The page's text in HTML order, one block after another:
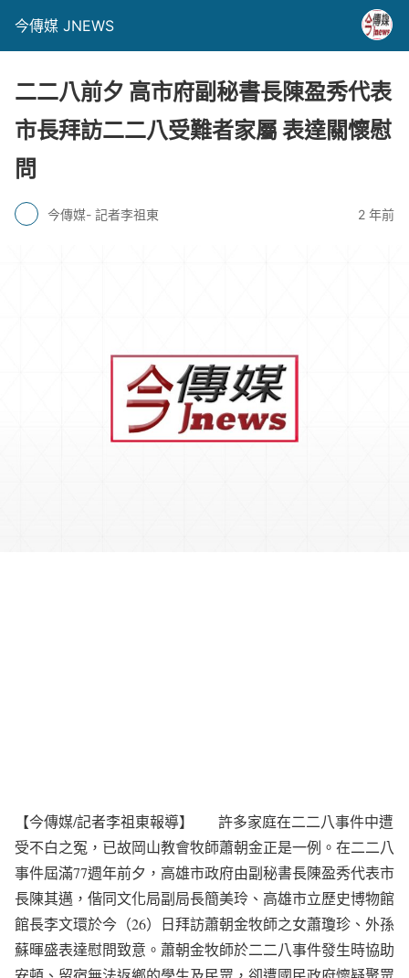
今傳媒 JNEWS
二二八前夕 高市府副秘書長陳盈秀代表
市長拜訪二二八受難者家屬 表達關懷慰
問
今傳媒- 記者李祖東 2 年前
【今傳媒/記者李祖東報導】 許多家庭在二二八事件中遭
受不白之冤，已故岡山教會牧師蕭朝金正是一例。在二二八
事件屆滿77週年前夕，高雄市政府由副秘書長陳盈秀代表市
長陳其邁，偕同文化局副局長簡美玲、高雄市立歷史博物館
館長李文環於今（26）日拜訪蕭朝金牧師之女蕭瓊珍、外孫
蘇暉盛表達慰問致意。蕭朝金牧師於二二八事件發生時協助